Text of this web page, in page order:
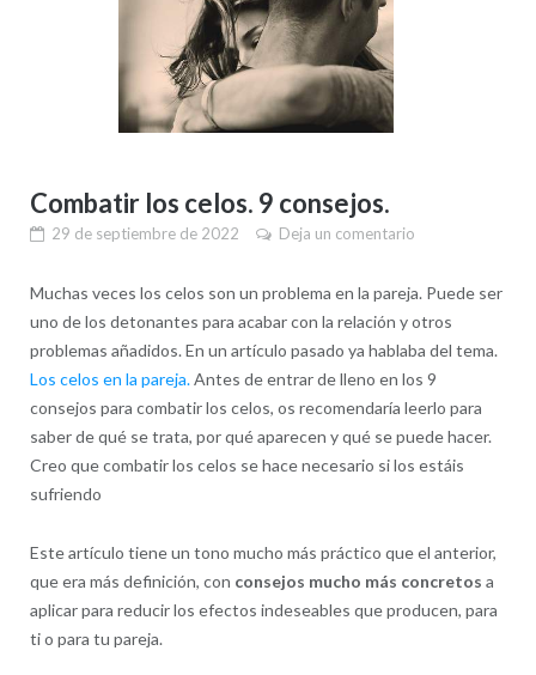
Combatir los celos. 9 consejos.
29 de septiembre de 2022 Deja un comentario
Muchas veces los celos son un problema en la pareja. Puede ser
uno de los detonantes para acabar con la relación y otros
problemas añadidos. En un artículo pasado ya hablaba del tema.
Los celos en la pareja.Antes de entrar de lleno en los 9
consejos para combatir los celos, os recomendaría leerlo para
saber de qué se trata, por qué aparecen y qué se puede hacer.
Creo que combatir los celos se hace necesario si los estáis
sufriendo
Este artículo tiene un tono mucho más práctico que el anterior,
que era más definición, con consejos mucho más concretos a
aplicar para reducir los efectos indeseables que producen, para
ti o para tu pareja.